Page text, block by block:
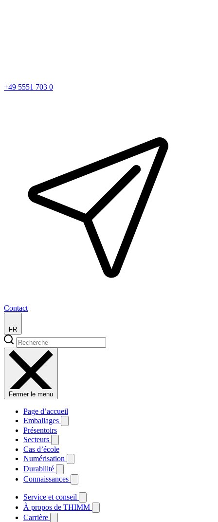
+49 5551 703 0
Contact
FR
Fermer le menu
Page d’accueil
Emballages
Présentoirs
Secteurs
Cas d’école
Numérisation
Durabilité
Connaissances
Service et conseil
À propos de THIMM
Carrière